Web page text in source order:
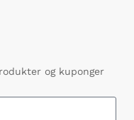
og kuponger